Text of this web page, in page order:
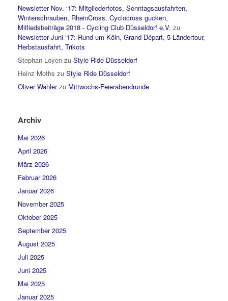
Newsletter Nov. ‘17: Mitgliederfotos, Sonntagsausfahrten,
Winterschrauben, RheinCross, Cyclocross gucken,
Mitliedsbeiträge 2018 - Cycling Club Düsseldorf e.V. zu
Newsletter Juni ‘17: Rund um Köln, Grand Départ, 5-Ländertour,
Herbstausfahrt, Trikots
Stephan Loyen zu Style Ride Düsseldorf
Heinz Moths zu Style Ride Düsseldorf
Oliver Wahlerzu Mittwochs-Feierabendrunde
Archiv
Mai 2026
April 2026
März 2026
Februar 2026
Januar 2026
November 2025
Oktober 2025
September 2025
August 2025
Juli 2025
Juni 2025
Mai 2025
Januar 2025